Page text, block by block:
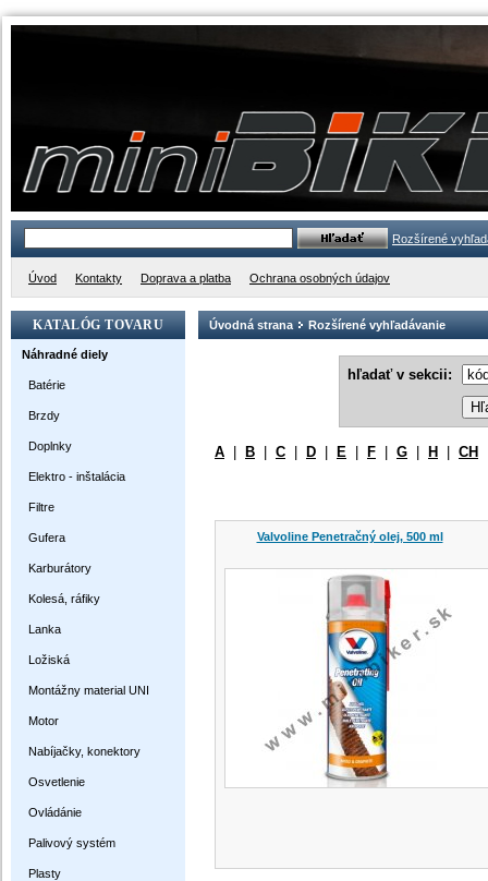
Rozšírené
Úvod Kontakty Doprava a platba Ochrana osobných údajov
KATALÓG TOVARU
Náhradné diely
Batérie
Brzdy
Doplnky
Elektro - inštalácia
Filtre
Gufera
Karburátory
Kolesá, ráfiky
Lanka
Ložiská
Montážny material UNI
Motor
Nabíjačky, konektory
Osvetlenie
Ovládánie
Palivový systém
Plasty
Úvodná strana Rozšírené vyhľadávanie
hľadať v sekcii:
A B C D E F G H CH
Valvoline Penetračný olej, 500 ml